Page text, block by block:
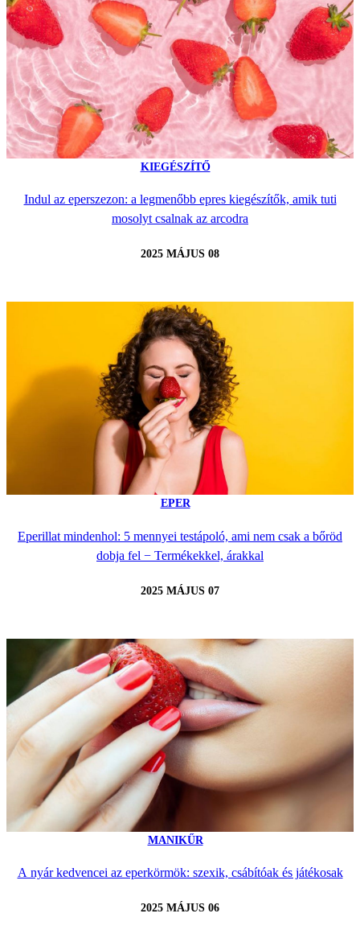
KIEGÉSZÍTŐ
Indul az eperszezon: a legmenőbb epres kiegészítők, amik tuti
mosolyt csalnak az arcodra
2025 MÁJUS 08
EPER
Eperillat mindenhol: 5 mennyei testápoló, ami nem csak a bőröd
dobja fel − Termékekkel, árakkal
2025 MÁJUS 07
MANIKŰR
A nyár kedvencei az eperkörmök: szexik, csábítóak és játékosak
2025 MÁJUS 06